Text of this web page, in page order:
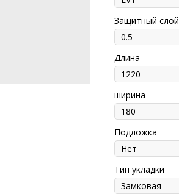
Защитный слой
Длина
ширина
Подложка
Тип укладки